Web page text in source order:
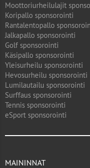
Moottoriurheilulajit
Koripallo sponsorointi
Rantalentopallo
Jalkapallo sponsorointi
Golf sponsorointi
Käsipallo sponsorointi
Yleisurheilu sponsorointi
Hevosurheilu sponsorointi
Lumilautailu sponsorointi
Surffaus sponsorointi
Tennis sponsorointi
eSport sponsorointi
MAININNAT